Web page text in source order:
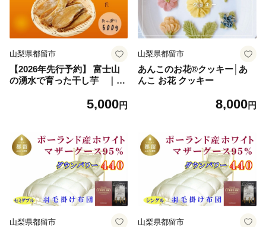
山梨県都留市
【2026年先行予約】 富士山
の湧水で育った干し芋 ｜ほ
イモ 干し芋 べにはるか
5,000円
山梨県都留市
あんこのお花®クッキー│あ
んこ お花 クッキー
8,000円
山梨県都留市 山梨県都留市